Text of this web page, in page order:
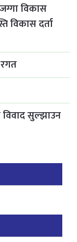
विकास
विकास दर्ता
विवाद सुल्झाउन